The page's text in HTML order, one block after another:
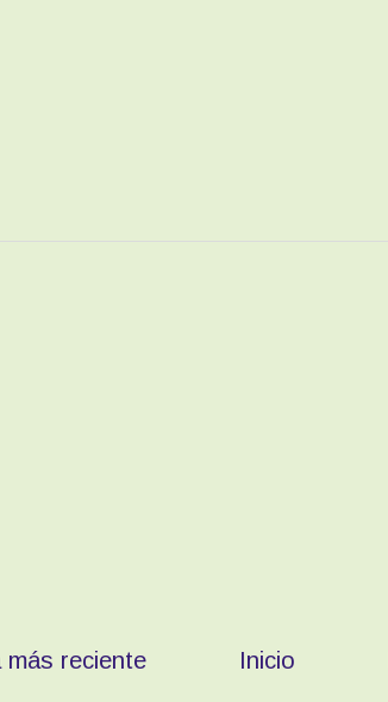
más reciente Inicio